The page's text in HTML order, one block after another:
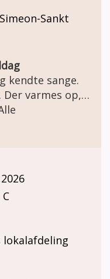
Sankt
kendte sange.
varmes op,
glæder,
i selskab)
lokalafdeling